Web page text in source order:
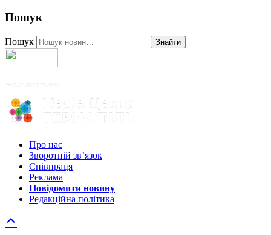
Пошук
Пошук Знайти
Про нас
Зворотній зв’язок
Співпраця
Реклама
Повідомити новину
Редакційна політика